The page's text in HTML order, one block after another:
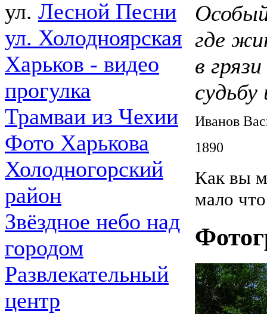
ул. Лесной Песни
ул. Холодноярская
Харьков - видео
прогулка
Трамваи из Чехии
Фото Харькова
Холодногорский
район
Звёздное небо над
городом
Развлекательный
центр
где
в
судьбу
Иванов
1890
Как вы
мало